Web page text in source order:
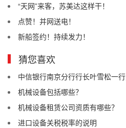
“天网”来客，苏美达这样干！
点赞！并网送电！
新船签约！持续发力！
猜您喜欢
中信银行南京分行行长叶雪松一
机械设备包括哪些？
机械设备租赁公司资质有哪些？
进口设备关税税率的说明